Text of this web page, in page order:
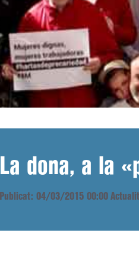
La dona, a la
Publicat: 04/03/2015 00:00